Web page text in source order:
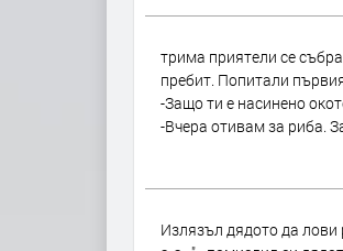
трима приятели се
пребит. Попитали
-Защо ти е насинено
-Вчера отивам за риба.
Излязъл дядото да